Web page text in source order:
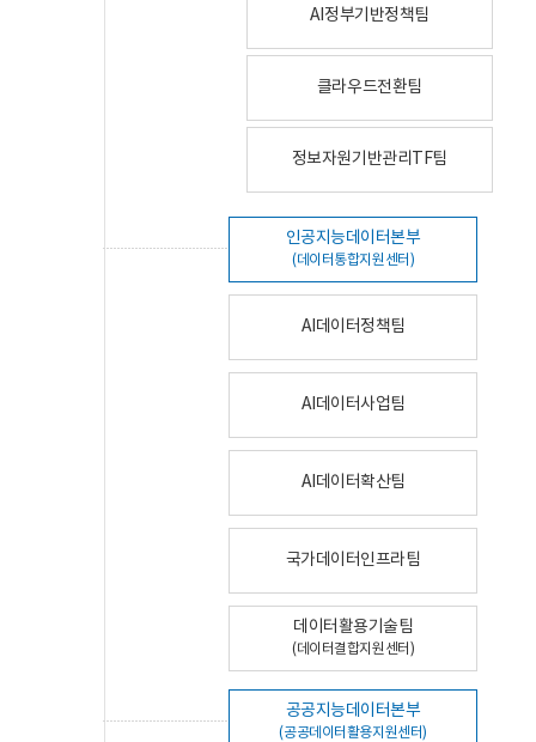
AI정부기반정책팀
클라우드전환팀
정보자원기반관리TF팀
인공지능데이터본부
(데이터통합지원센터)
AI데이터정책팀
AI데이터사업팀
AI데이터확산팀
국가데이터인프라팀
데이터활용기술팀
(데이터결합지원센터)
공공지능데이터본부
(공공데이터활용지원센터)